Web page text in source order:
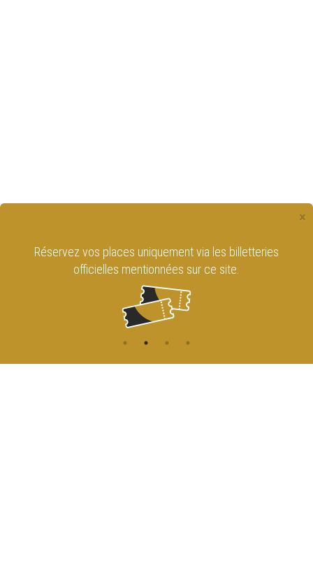
×
Réservez vos places uniquement via les billetteries
officielles mentionnées sur ce site.